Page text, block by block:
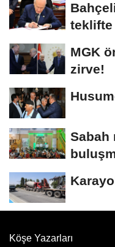
teklifte
MGK
zirve!
Sabah
Köşe Yazarları